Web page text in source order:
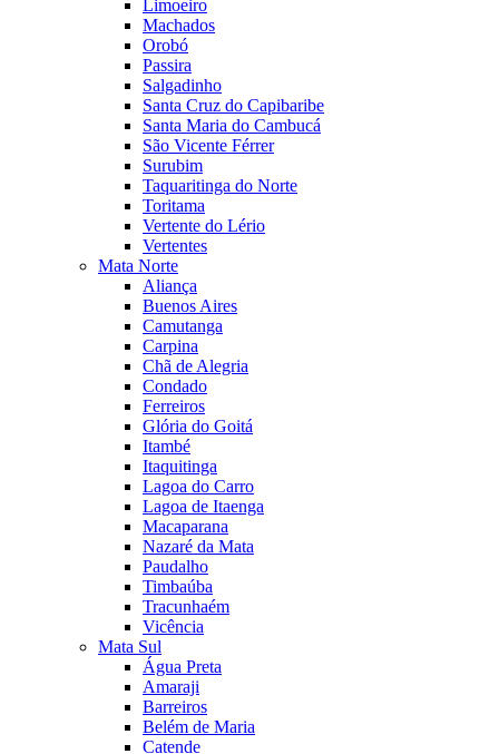
Limoeiro
Machados
Orobó
Passira
Salgadinho
Santa Cruz do Capibaribe
Santa Maria do Cambucá
São Vicente Férrer
Surubim
Taquaritinga do Norte
Toritama
Vertente do Lério
Vertentes
Mata Norte
Aliança
Buenos Aires
Camutanga
Carpina
Chã de Alegria
Condado
Ferreiros
Glória do Goitá
Itambé
Itaquitinga
Lagoa do Carro
Lagoa de Itaenga
Macaparana
Nazaré da Mata
Paudalho
Timbaúba
Tracunhaém
Vicência
Mata Sul
Água Preta
Amaraji
Barreiros
Belém de Maria
Catende